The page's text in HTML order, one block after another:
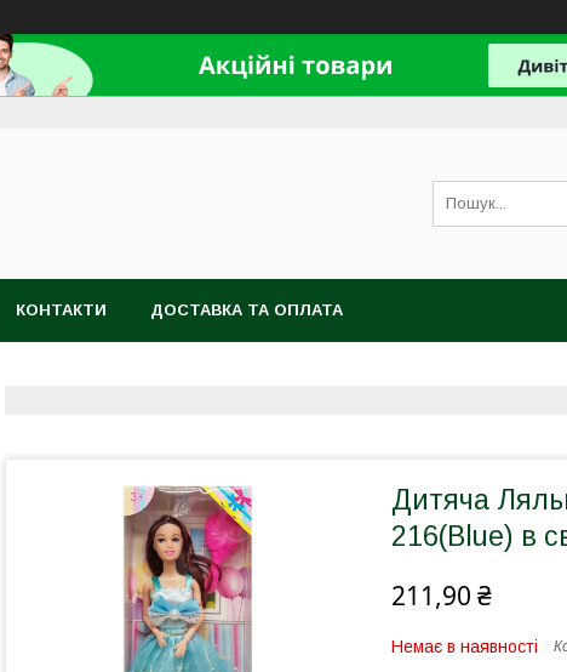
КОНТАКТИ ДОСТАВКА ТА ОПЛАТА
Дитяча
216(Blue) в
211,90 ₴
Немає в наявності